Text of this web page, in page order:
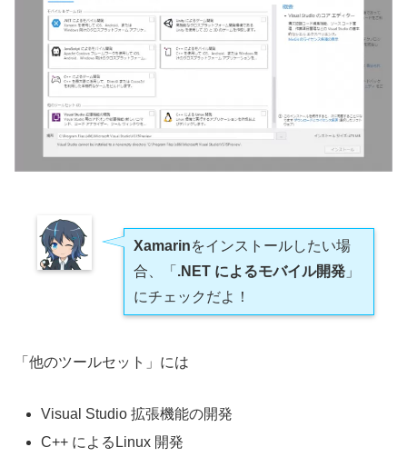
Xamarinをインストールしたい場
合、「 .NET によるモバイル開発 」
にチェックだよ！
「他のツールセット」には
Visual Studio 拡張機能の開発
C++ によるLinux 開発